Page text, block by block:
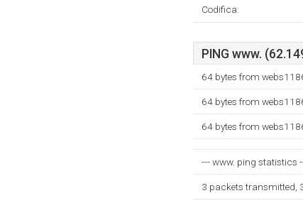
Codifica:
PING www.
64 bytes from
64 bytes from
64 bytes from
--- www. ping statistics
3 packets transmitted,